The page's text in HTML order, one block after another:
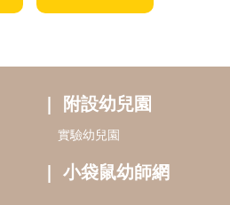
附設幼兒園
實驗幼兒園
小袋鼠幼師網